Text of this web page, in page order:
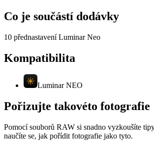
Co je součástí dodávky
10 přednastavení Luminar Neo
Kompatibilita
Luminar NEO
Pořizujte takovéto fotografie
Pomocí souborů RAW si snadno vyzkoušíte
naučíte se, jak pořídit fotografie jako tyto.